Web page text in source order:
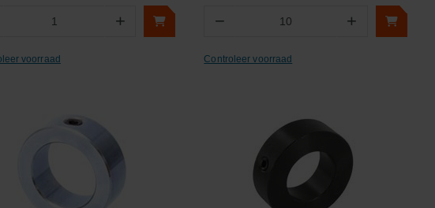
+
voorraad
− +
Controleer voorraad